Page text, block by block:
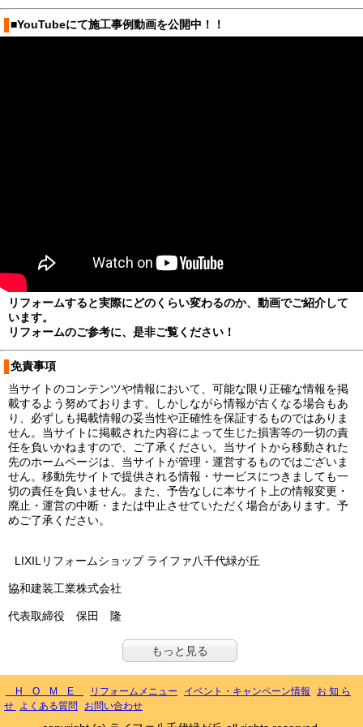
■YouTubeにて施工事例動画を公開中！！
リフォームすると実際にどのくらい変わるのか、 動画でご紹介して
います。
リフォームのご参考に、是非ご覧ください！
免責事項
当サイトのコンテンツや情報において、可能な限り正確な情報を掲
載するよう努めております。しかしながら情報が古くなる場合もあ
り、必ずしも掲載情報の妥当性や正確性を保証するものではありま
せん。当サイトに掲載された内容によって生じた損害等の一切の責
任を負いかねますので、ご了承ください。当サイトから移動された
先のホームページは、当サイトが管理・運営するものではございま
せん。移動先サイトで提供される情報・サービスにつきましても一
切の責任を負いません。また、予告なしに本サイト上の情報変更・
廃止・運営の中断・または中止させていただく場合があります。予
めご了承ください。
LIXILリフォームショップ ライファ八千代緑が丘
協和建装工業株式会社
代表取締役 保田 隆
もっと見る
H O M E リフォームメニュー イベント・キャンペーン情報
お 知 ら
せ よくある質問 お問い合わせ